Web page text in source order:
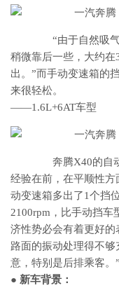
“由于自然吸气
稍微靠后一些，大约在
出。”而手动变速箱的
来很轻松。
——1.6L+6AT车型
奔腾X40的自动
经验在前，在平顺性
动变速箱多出了1个挡
2100rpm，比手动挡车
济性势必会有着更好
路面的振动处理得不
意，特别是后排乘客。”
● 新车背景：